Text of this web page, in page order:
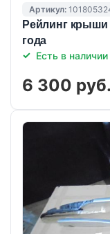
Артикул:
Рейлинг крыши
года
Есть в наличии
6 300 руб.